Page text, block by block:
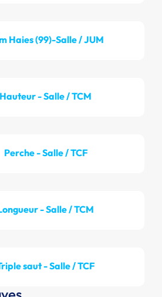
Haies (99)-Salle / JUM
Hauteur - Salle / TCM
Perche - Salle / TCF
- Salle / TCM
saut - Salle / TCF